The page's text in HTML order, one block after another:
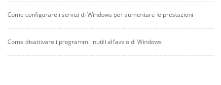
Come configurare i servizi di Windows per aumentare le prestazioni
Come disattivare i programmi inutili all’avvio di Windows